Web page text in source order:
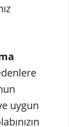
uygun